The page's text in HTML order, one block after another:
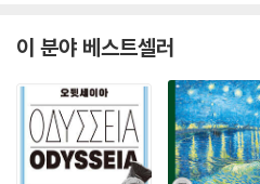
관하여」, 「미노스」, 「시쉬포스」는 플
아데스I」, 「에피노미스」(새벽회의 또
(이득을 사랑하는 사람), 「힙피아스I」(
「테아게스」(지혜에 관하여)는 플라톤
또한 편지들 중에서 여섯 번째~여덟
이 분야 베스트셀러